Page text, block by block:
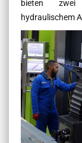
bieten zwei
hydraulischem